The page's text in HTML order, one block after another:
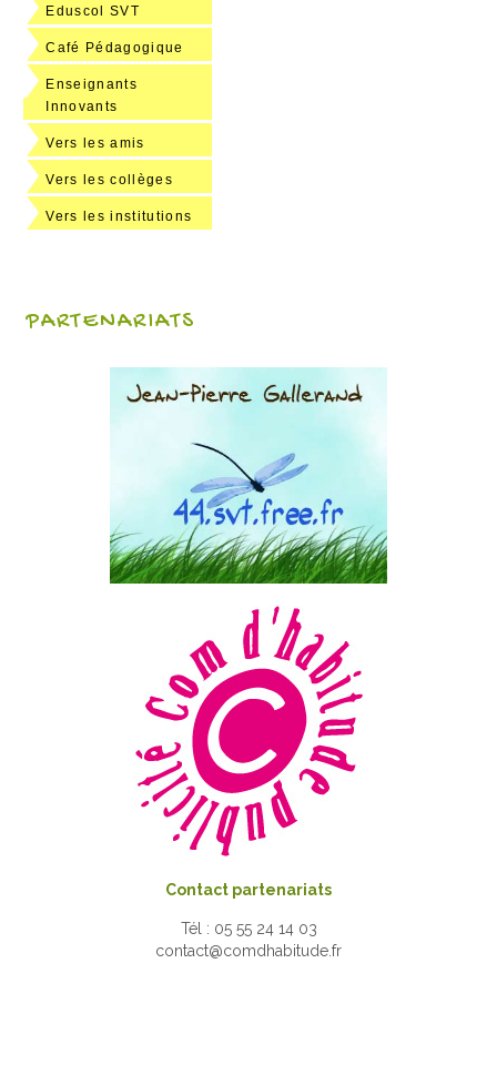
Eduscol SVT
Café Pédagogique
Enseignants
Innovants
Vers les amis
Vers les collèges
Vers les institutions
PARTENARIATS
Contact partenariats
Tél : 05 55 24 14 03
contact@comdhabitude.fr